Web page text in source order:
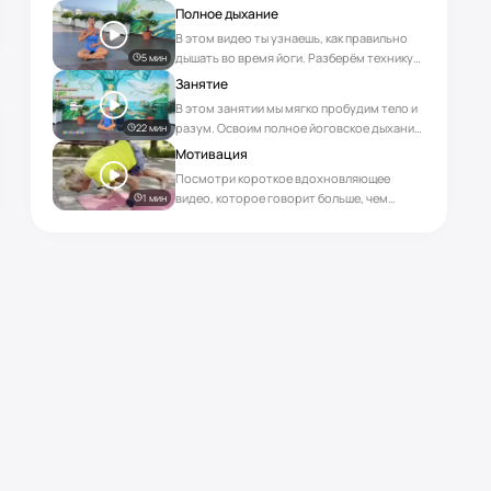
5 мин
Полное дыхание
В этом видео ты узнаешь, как правильно
дышать во время йоги. Разберём технику
полного дыхания, которая помогает
чувствовать тело.
22 мин
Занятие
В этом занятии мы мягко пробудим тело и
разум. Освоим полное йоговское дыхание,
выполним лёгкую разминку, а затем
разберём первые три асаны из комплекса
Сурья Намаскар: 1. Тадасана — поза горы 2.
Урдхва Хастасана — вытяжение вверх 3.
1 мин
Мотивация
Посмотри короткое вдохновляющее
видео, которое говорит больше, чем